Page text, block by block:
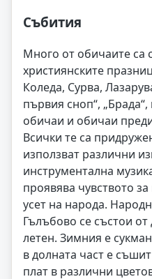
Събития
Много от обичаите са
християнските
Коледа, Сурва,
първия сноп“,
обичаи и обичаи
Всички те са
използват различни
инструментална
проявява чувството
усет на народа.
Гълъбово се състои
летен. Зимния е
в долната част е
плат в различни